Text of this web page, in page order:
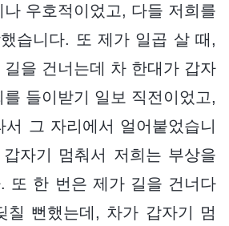
우호적이었고, 다들 저희를
습니다. 또 제가 일곱 살 때,
을 건너는데 차 한대가 갑자
들이받기 일보 직전이었고,
서 그 자리에서 얼어붙었습니
자기 멈춰서 저희는 부상을
또 한 번은 제가 길을 건너다
칠 뻔했는데, 차가 갑자기 멈